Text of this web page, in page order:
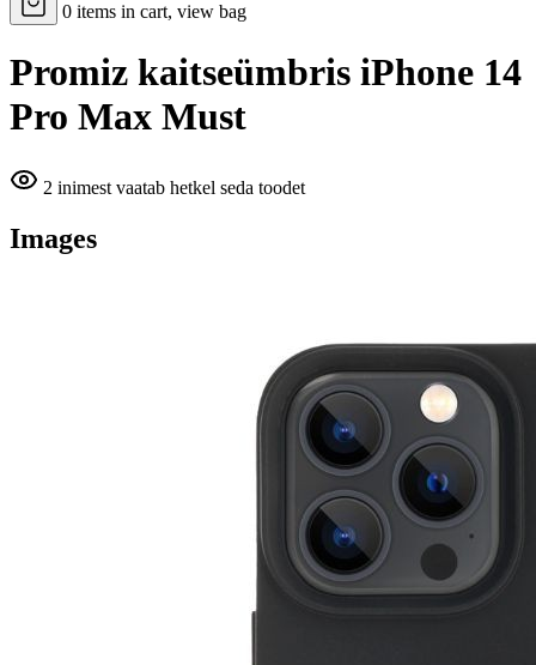
0 items in cart, view bag
Promiz kaitseümbris iPhone 14
Pro Max Must
2 inimest vaatab hetkel seda toodet
Images